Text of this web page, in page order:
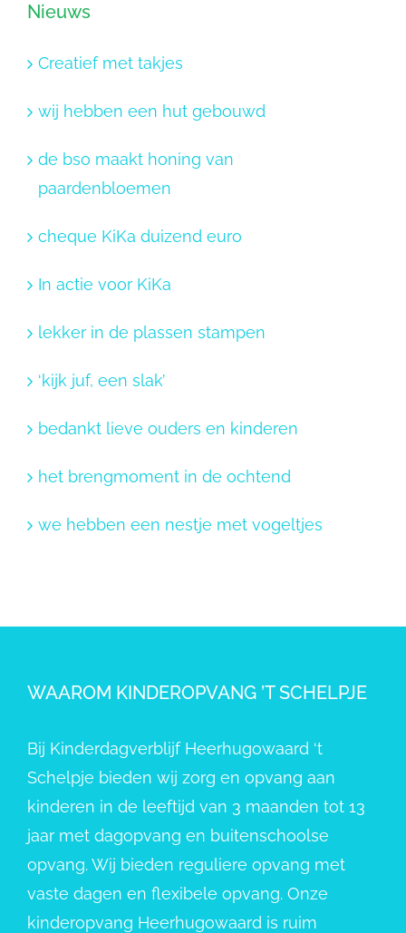
Nieuws
Creatief met takjes
wij hebben een hut gebouwd
de bso maakt honing van
paardenbloemen
cheque KiKa duizend euro
In actie voor KiKa
lekker in de plassen stampen
‘kijk juf, een slak’
bedankt lieve ouders en kinderen
het brengmoment in de ochtend
we hebben een nestje met vogeltjes
WAAROM KINDEROPVANG ’T SCHELPJE
Bij Kinderdagverblijf Heerhugowaard ‘t
Schelpje bieden wij zorg en opvang aan
kinderen in de leeftijd van 3 maanden tot 13
jaar met dagopvang en buitenschoolse
opvang. Wij bieden reguliere opvang met
vaste dagen en flexibele opvang. Onze
kinderopvang Heerhugowaard is ruim